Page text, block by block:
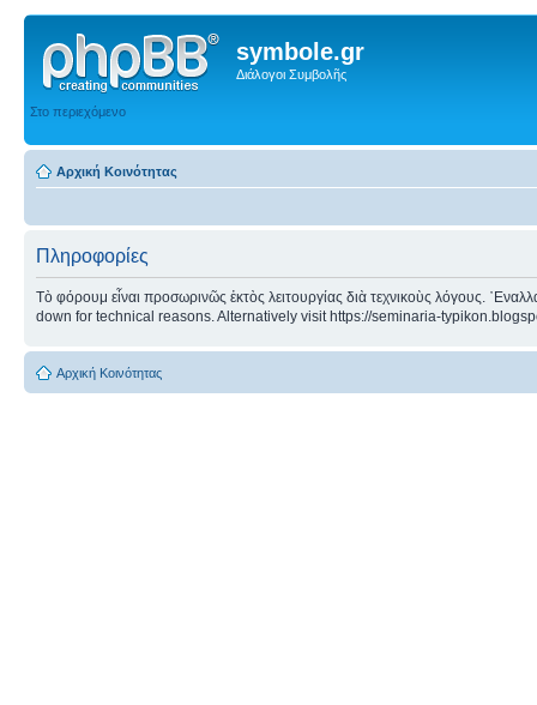
symbole.gr
Διάλογοι Συμβολῆς
Στο περιεχόμενο
Αρχική Κοινότητας
Πληροφορίες
Τὸ φόρουμ εἶναι προσωρινῶς ἐκτὸς λειτουργίας διὰ τεχνικοὺς λόγους.
down for technical reasons. Alternatively visit https://seminaria-
Αρχική Κοινότητας